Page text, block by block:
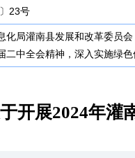
23号
化局灌南县发展和改革委员
二中全会精神，深入实施绿
开展2024年灌